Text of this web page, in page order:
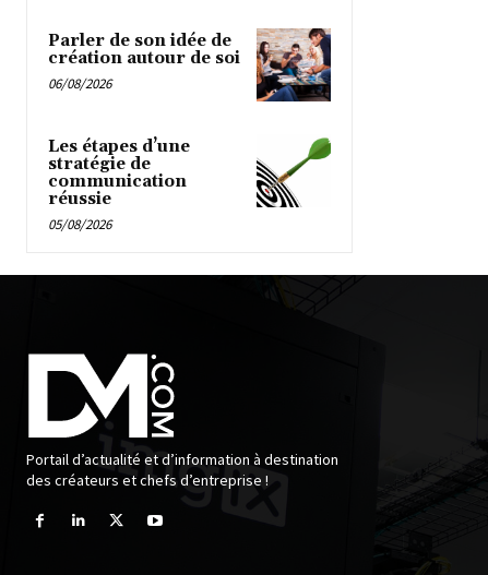
Parler de son idée de
création autour de soi
06/08/2026
Les étapes d’une
stratégie de
communication
réussie
05/08/2026
Portail d’actualité et d’information à destination
des créateurs et chefs d’entreprise !